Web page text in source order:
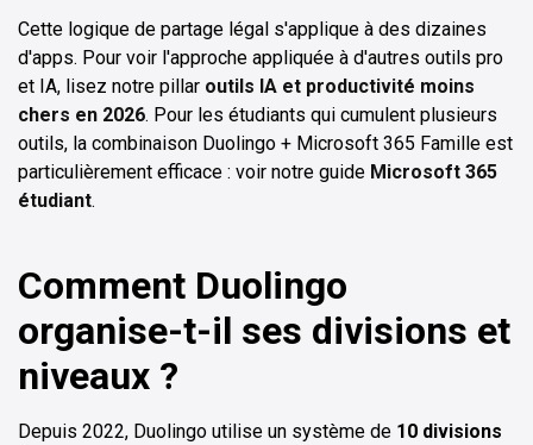
Cette logique de partage légal s'applique à des dizaines
d'apps. Pour voir l'approche appliquée à d'autres outils pro
et IA, lisez notre pillar outils IA et productivité moins
chers en 2026. Pour les étudiants qui cumulent plusieurs
outils, la combinaison Duolingo + Microsoft 365 Famille est
particulièrement efficace : voir notre guide Microsoft 365
étudiant.
Comment Duolingo
organise-t-il ses divisions et
niveaux ?
Depuis 2022, Duolingo utilise un système de 10 divisions